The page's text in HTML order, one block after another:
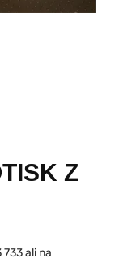
Z
ali na